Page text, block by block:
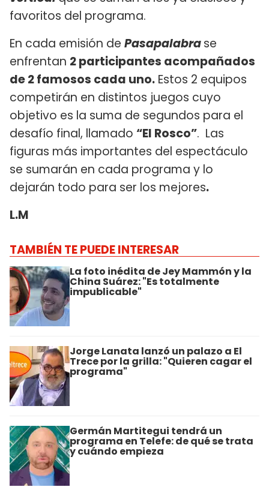
favoritos del programa.
En cada emisión de Pasapalabrase
enfrentan 2 participantes acompañados
de 2 famosos cada uno. Estos 2 equipos
competirán en distintos juegos cuyo
objetivo es la suma de segundos para el
desafío final, llamado “El Rosco”. Las
figuras más importantes del espectáculo
se sumarán en cada programa y lo
dejarán todo para ser los mejores.
L.M
TAMBIÉN TE PUEDE INTERESAR
La foto inédita de Jey Mammón y la
China Suárez: "Es totalmente
impublicable"
Jorge Lanata lanzó un palazo a El
Trece por la grilla: "Quieren cagar el
programa"
Germán Martitegui tendrá un
programa en Telefe: de qué se trata
y cuándo empieza